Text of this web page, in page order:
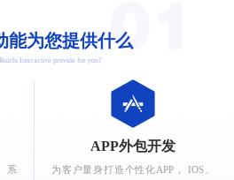
能为您提供什么
What can Ruizhi Interactive provide for you?
APP外包开发
为客户量身打造个性化APP， IOS、